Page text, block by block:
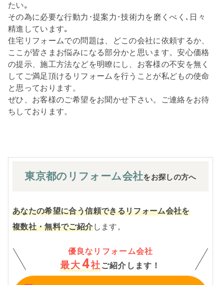
たい｡
その為に必要な行動力･提案力･技術力を磨くべく､日々
精進しています｡
住宅リフォームでの問題は、どこの会社に依頼するか、
ここが皆さまお悩みになる部分かと思います。安心価格
の提示、施工方法などを明瞭にし、お客様の不安を無く
してご満足頂けるリフォームを行うことが私どもの使命
と思っております。
ぜひ、お客様のご希望をお聞かせ下さい。ご連絡をお待
ちしております。
東京都の リフォーム会社をお探しの方へ
あなたの希望に合う信頼できるリフォーム会社を
複数社・無料でご紹介します。
優良なリフォーム会社
最大 4社 ご紹介します！